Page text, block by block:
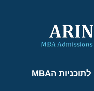
למד על אפשרויות הקבלה לתוכניות הMBA